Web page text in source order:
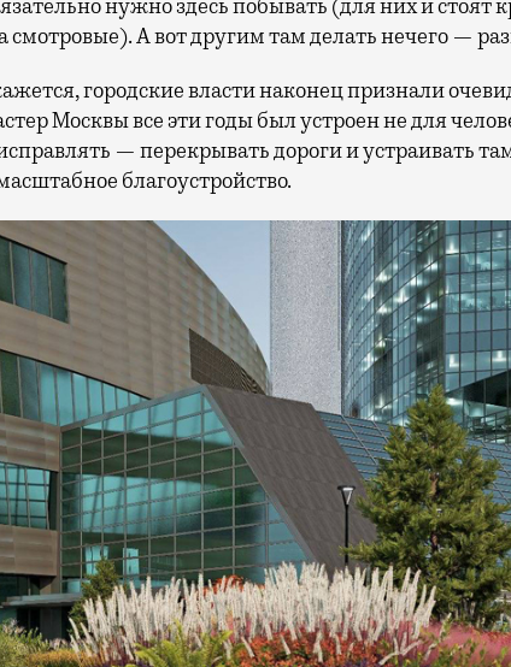
нужно здесь побывать (для них и стоят
смотровые). А вот другим там делать нечего —
городские власти наконец признали
Москвы все эти годы был устроен не для
— перекрывать дороги и устраивать
благоустройство.